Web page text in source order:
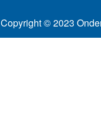
Copyright © 2023